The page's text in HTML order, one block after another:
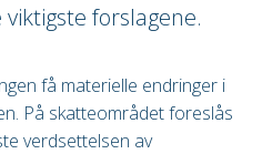
forslagene.
få materielle endringer i
På skatteområdet foreslås
verdsettelsen av